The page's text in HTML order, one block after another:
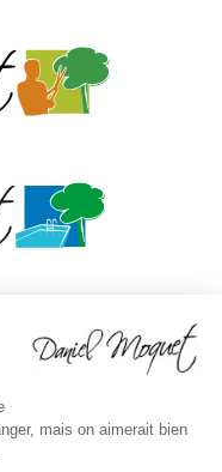
mais on aimerait bien